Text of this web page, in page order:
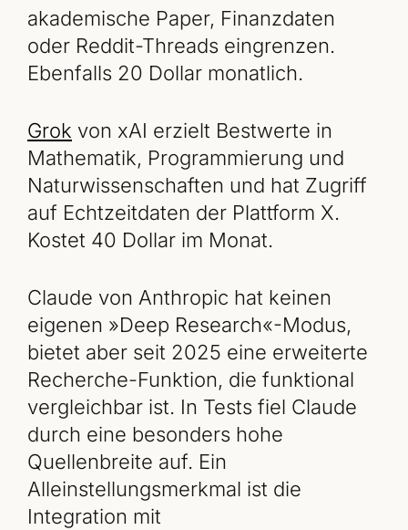
akademische Paper, Finanzdaten
oder Reddit-Threads eingrenzen.
Ebenfalls 20 Dollar monatlich.
Grok von xAI erzielt Bestwerte in
Mathematik, Programmierung und
Naturwissenschaften und hat Zugriff
auf Echtzeitdaten der Plattform X.
Kostet 40 Dollar im Monat.
Claude von Anthropic hat keinen
eigenen »Deep Research«-Modus,
bietet aber seit 2025 eine erweiterte
Recherche-Funktion, die funktional
vergleichbar ist. In Tests fiel Claude
durch eine besonders hohe
Quellenbreite auf. Ein
Alleinstellungsmerkmal ist die
Integration mit